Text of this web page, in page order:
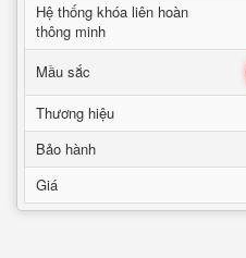
Hệ thống khóa liên hoàn
thông minh
Mầu sắc
Thương hiệu
Bảo hành
Giá